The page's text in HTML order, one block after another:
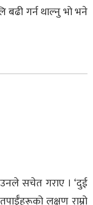
गर्न थाल्नु भो भने
उनले सचेत गराए । ‘दुई
लक्षण राम्रो